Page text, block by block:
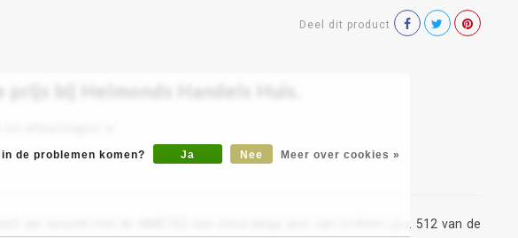
Deel dit product
bij Helmonds Handels Huis.
als verschil met de WME102 een extra lange arm van 614mm i.p.v. 512 van de
de problemen komen? Ja Nee Meer over cookies »